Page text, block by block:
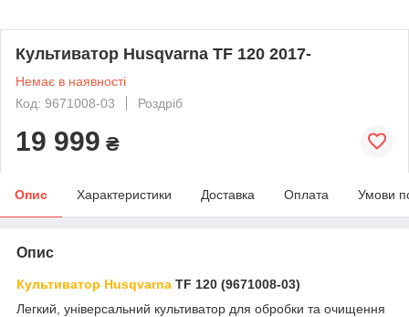
Культиватор Husqvarna TF 120 2017-
Немає в наявності
Код: 9671008-03
Роздріб
19 999 ₴
Опис Характеристики Доставка Оплата Умови
Опис
Культиватор Husqvarna TF 120 (9671008-03)
Легкий, універсальний культиватор для обробки та очищення